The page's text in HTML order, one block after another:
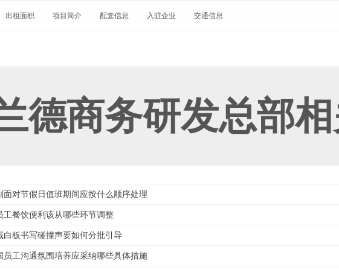
出租面积 项目简介 配套信息 入驻企业 交通信息
德商务研发总部
对节假日值班期间应按什么顺序处理
工餐饮便利该从哪些环节调整
板书写碰撞声要如何分批引导
工沟通氛围培养应采纳哪些具体措施